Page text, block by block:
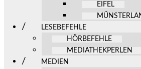
EIFEL
LESEBEFEHLE
HÖRBEFEHLE
MEDIATHEKPERLEN
MEDIEN